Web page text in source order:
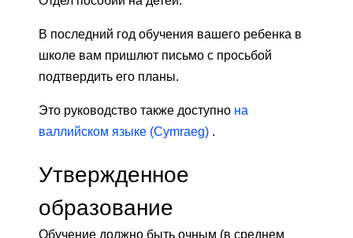
В последний год обучения вашего ребенка в
школе вам пришлют письмо с просьбой
подтвердить его планы.
Это руководство также доступно на
валлийском языке (Cymraeg) .
Утвержденное
образование
Обучение должно быть очным (в среднем